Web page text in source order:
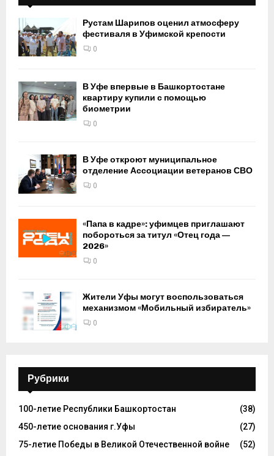
Рустам Шарипов оценил атмосферу
фестиваля в Уфимской крепости
0
В Уфе впервые в Башкортостане
квартиру купили с помощью
биометрии
0
В Уфе откроют муниципальное
отделение Ассоциации ветеранов СВО
0
«Папа в кадре»: уфимцев приглашают
побороться за титул «Отец года —
2026»
0
Жители Уфы могут воспользоваться
механизмом «Мобильный избиратель»
0
Рубрики
100-летие Республики Башкортостан
(38)
450-летие основания г.Уфы
(27)
75-летие Победы в Великой Отечественной войне
(52)